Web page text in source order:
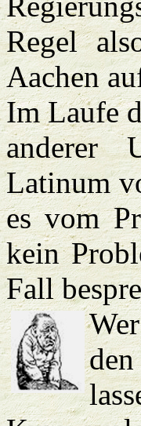
Regel
Aachen
Im Laufe
anderer
Latinum
es vom
kein
Fall